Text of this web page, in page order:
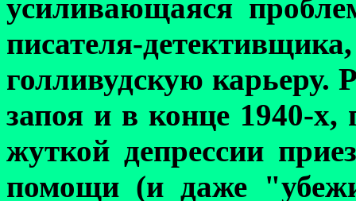
усиливающаяся
писателя-
голливудскую карьеру.
запоя и в конце 1940-
жуткой депрессии
помощи (и даже